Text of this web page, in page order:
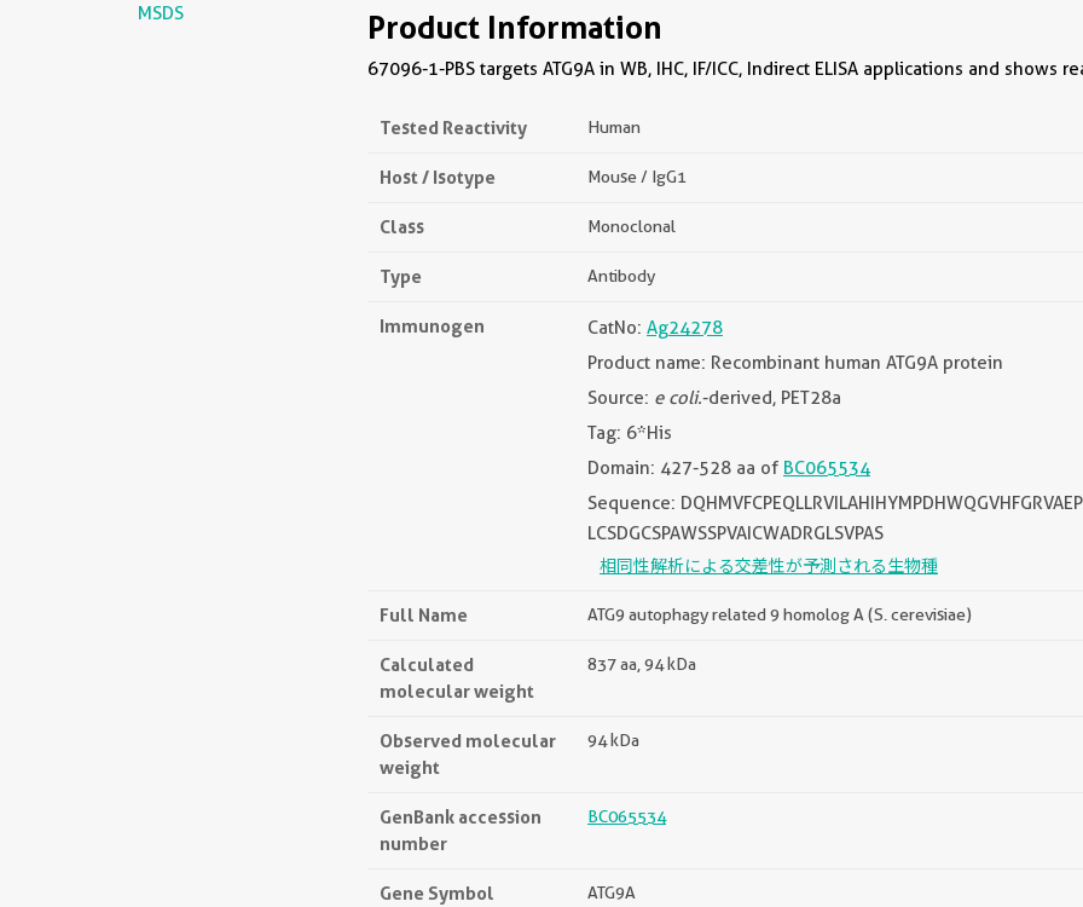
MSDS Product Information
67096-1-PBS targets ATG9A in WB, IHC, IF/ICC, Indirect ELISA applications and shows
Tested Reactivity Human
Host / Isotype Mouse / IgG1
Class Monoclonal
Type Antibody
Immunogen CatNo: Ag24278
Product name: Recombinant human ATG9A protein
Source: e coli.-derived, PET28a
Tag: 6*His
Domain: 427-528 aa of BC065534
Sequence:
LCSDGCSPAWSSPVAICWADRGLSVPAS
相同性解析による交差性が予測される生物種
Full Name ATG9 autophagy related 9 homolog A (S. cerevisiae)
Calculated
molecular weight
837 aa, 94 kDa
Observed molecular
weight
94 kDa
GenBank accession
number
BC065534
Gene Symbol ATG9A